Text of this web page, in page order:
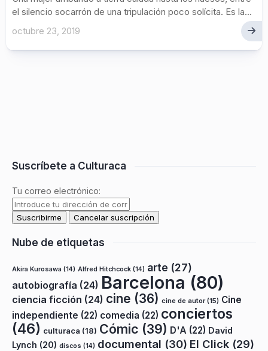
el silencio socarrón de una tripulación poco solícita. Es la...
octubre 23, 2019
Suscríbete a Culturaca
Tu correo electrónico:
Nube de etiquetas
Akira Kurosawa (14) Alfred Hitchcock (14) arte (27)
autobiografía (24) Barcelona (80)
ciencia ficción (24) cine (36) cine de autor(15) Cine
independiente (22) comedia (22) conciertos
(46) culturaca (18) Cómic (39) D'A (22) David
Lynch (20) discos (14) documental (30) El Click (29)